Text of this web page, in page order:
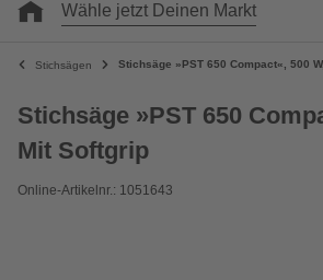
Wähle jetzt Deinen Markt
Stichsägen Stichsäge »PST 650 Compact«, 500
Stichsäge »PST 650
Mit Softgrip
Online-Artikelnr.: 1051643